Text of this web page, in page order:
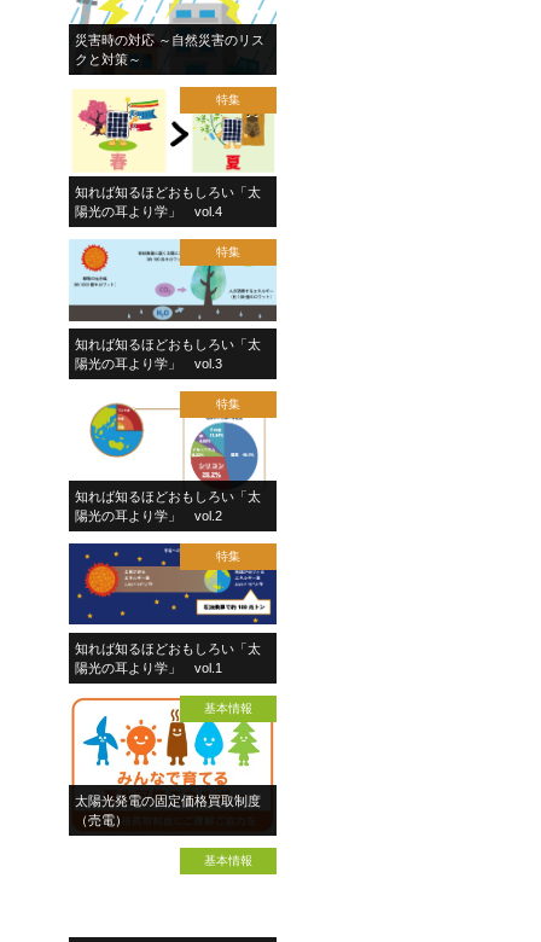
災害時の対応 ～自然災害のリス
クと対策～
特集
知れば知るほどおもしろい「太
陽光の耳より学」 vol.4
特集
知れば知るほどおもしろい「太
陽光の耳より学」 vol.3
特集
知れば知るほどおもしろい「太
陽光の耳より学」 vol.2
特集
知れば知るほどおもしろい「太
陽光の耳より学」 vol.1
基本情報
太陽光発電の固定価格買取制度
（売電）
基本情報